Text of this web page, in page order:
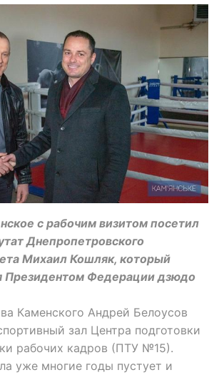
с рабочим визитом посетил
Днепропетровского
Михаил Кошляк, который
Президентом Федерации дзюдо
Каменского Андрей Белоусов
зал Центра подготовки
рабочих кадров (ПТУ №15).
уже многие годы пустует и